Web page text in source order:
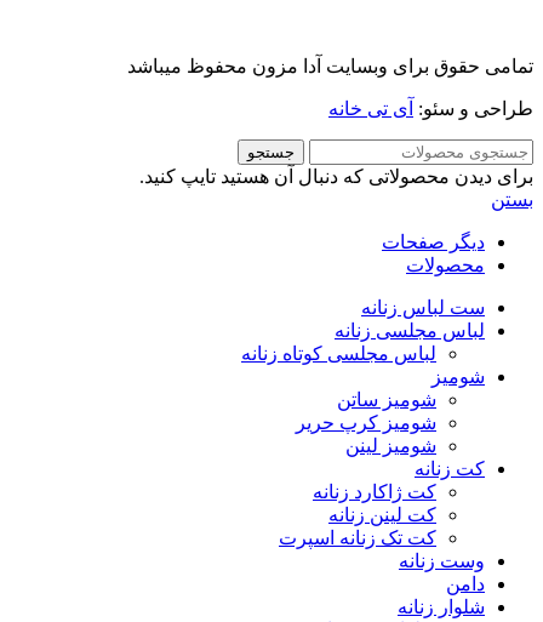
تمامی حقوق برای وبسایت آدا مزون محفوظ میباشد
طراحی و سئو: آی تی خانه
جستجو
برای دیدن محصولاتی که دنبال آن هستید تایپ کنید.
بستن
دیگر صفحات
محصولات
ست لباس زنانه
لباس مجلسی زنانه
لباس مجلسی کوتاه زنانه
شومیز
شومیز ساتن
شومیز کرپ حریر
شومیز لینن
کت زنانه
کت ژاکارد زنانه
کت لینن زنانه
کت تک زنانه اسپرت
وست زنانه
دامن
شلوار زنانه